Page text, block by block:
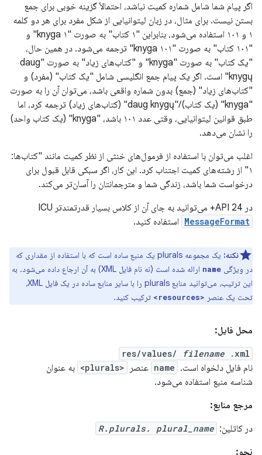
اگر پیام شما شامل شماره کمیت نباشد، احتمالاً گزینه خوبی برای جمع
بستن نیست. برای مثال، در زبان لیتوانیایی از شکل مفرد برای هر دو کلمه
۱ و ۱۰۱ استفاده می‌شود، بنابراین "۱ کتاب" به صورت "۱ knyga" و
"۱۰۱ کتاب" به صورت "۱۰۱ knyga" ترجمه می‌شود. در همین حال،
"یک کتاب" به صورت "knyga" و "کتاب‌های زیاد" به صورت "daug
knygų" است. اگر یک پیام جمع انگلیسی شامل "یک کتاب" (مفرد) و
"کتاب‌های زیاد" (جمع) بدون شماره واقعی باشد، می‌توان آن را به صورت
"knyga" (یک کتاب)/"daug knygų" (کتاب‌های زیاد) ترجمه کرد، اما
طبق قوانین لیتوانیایی، وقتی عدد ۱۰۱ باشد، "knyga" (یک کتاب واحد)
را نشان می‌دهد.
اغلب می‌توان با استفاده از فرمول‌های خنثی از نظر کمیت مانند "کتاب‌ها:
۱" از رشته‌های کمیت اجتناب کرد. این کار، اگر سبکی قابل قبول برای
درخواست شما باشد، زندگی شما و مترجمانتان را آسان‌تر می‌کند.
در API 24+ می‌توانید به جای آن از کلاس بسیار قدرتمندتر ICU
MessageFormat استفاده کنید.
نکته:
یک مجموعه plurals یک منبع ساده است که با استفاده از مقداری که
در ویژگی name
ارائه شده است (نه نام فایل XML) به آن ارجاع داده می‌شود. به
این ترتیب، می‌توانید منابع plurals را با سایر منابع ساده در یک فایل XML،
تحت یک عنصر <resources> ترکیب کنید.
محل فایل:
res/values/ filename .xml
نام فایل دلخواه است. name عنصر <plurals>
به عنوان
شناسه منبع استفاده می‌شود.
مرجع منابع:
در کاتلین: R.plurals. plural_name
نحو: